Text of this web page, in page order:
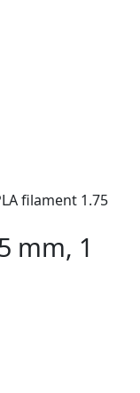
filament 1.75
mm, 1